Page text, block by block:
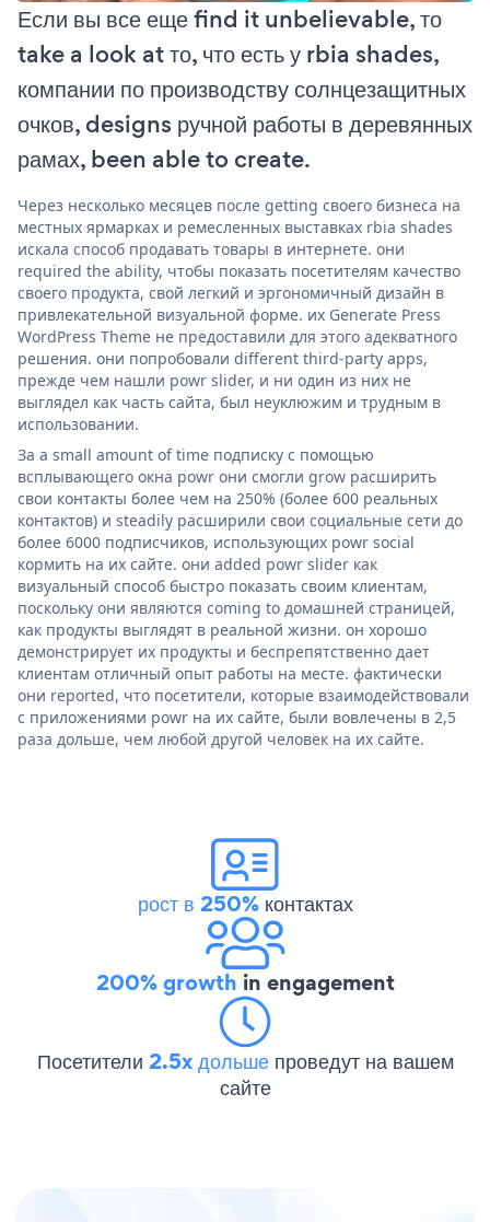
Если вы все еще find it unbelievable, то
take a look at то, что есть у rbia shades,
компании по производству солнцезащитных
очков, designs ручной работы в деревянных
рамах, been able to create.
Через несколько месяцев после getting своего бизнеса на
местных ярмарках и ремесленных выставках rbia shades
искала способ продавать товары в интернете. они
required the ability, чтобы показать посетителям качество
своего продукта, свой легкий и эргономичный дизайн в
привлекательной визуальной форме. их Generate Press
WordPress Theme не предоставили для этого адекватного
решения. они попробовали different third-party apps,
прежде чем нашли powr slider, и ни один из них не
выглядел как часть сайта, был неуклюжим и трудным в
использовании.
За a small amount of time подписку с помощью
всплывающего окна powr они смогли grow расширить
свои контакты более чем на 250% (более 600 реальных
контактов) и steadily расширили свои социальные сети до
более 6000 подписчиков, использующих powr social
кормить на их сайте. они added powr slider как
визуальный способ быстро показать своим клиентам,
поскольку они являются coming to домашней страницей,
как продукты выглядят в реальной жизни. он хорошо
демонстрирует их продукты и беспрепятственно дает
клиентам отличный опыт работы на месте. фактически
они reported, что посетители, которые взаимодействовали
с приложениями powr на их сайте, были вовлечены в 2,5
раза дольше, чем любой другой человек на их сайте.
рост в 250%контактах
200% growth in engagement
Посетители 2.5x дольше проведут на вашем
сайте